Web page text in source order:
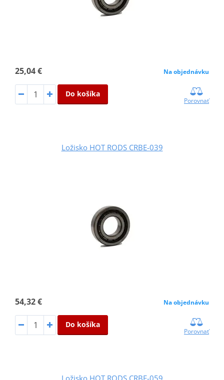
25,04 € Na objednávku
Do košíka
Porovnať
Ložisko HOT RODS CRBE-039
54,32 € Na objednávku
Do košíka
Porovnať